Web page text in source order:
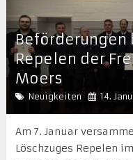
Beförderungen
Repelen der
Moers
Neuigkeiten 14.
Am 7. Januar
Löschzuges Repelen